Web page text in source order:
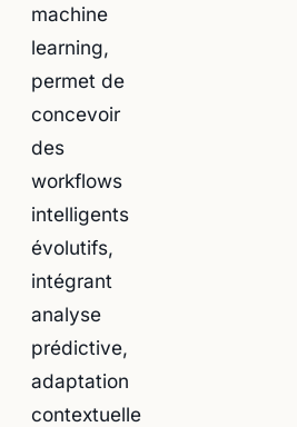
machine
learning,
permet de
concevoir
des
workflows
intelligents
évolutifs,
intégrant
analyse
prédictive,
adaptation
contextuelle